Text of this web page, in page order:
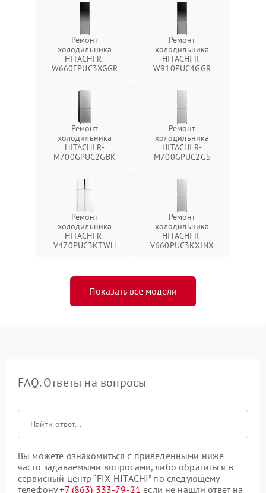
Ремонт
холодильника
HITACHI R-
W660FPUC3XGGR
Ремонт
холодильника
HITACHI R-
W910PUC4GGR
Ремонт
холодильника
HITACHI R-
M700GPUC2GBK
Ремонт
холодильника
HITACHI R-
M700GPUC2GS
Ремонт
холодильника
HITACHI R-
V470PUC3KTWH
Ремонт
холодильника
HITACHI R-
V660PUC3KXINX
Показать все модели
FAQ. Ответы на вопросы
Вы можете ознакомиться с приведенными ниже
часто задаваемыми вопросами, либо обратиться в
сервисный центр “FIX-HITACHI” по следующему
телефону+7 (863) 333-79-21 если не нашли ответ на